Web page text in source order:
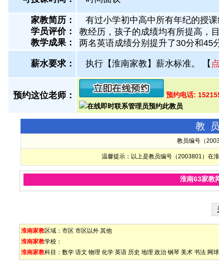
家教简历：
学员评价：
教学成果：
有过小学初中高中所有年纪的授
教经历，孩子的成绩均有所提高，
两名英语成绩分别提升了30分和45
薪水要求： 执行【淮南家教】薪水标准。 【
预约这位老师： 预约电话:
教
教员编号（
温馨提示：以上是教员编号（2003801）在
淮南63家教
淮南家教区域： 市区 市区以外 其他
淮南家教学校：
淮南家教科目： 数学 语文 物理 化学 英语 历史 地理 政治 钢琴 美术 书法 网球